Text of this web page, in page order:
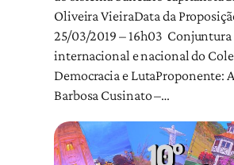
Oliveira VieiraData da
25/03/2019 – 16h03 Conjuntura
internacional e nacional do
Democracia e LutaProponente:
Barbosa Cusinato –…